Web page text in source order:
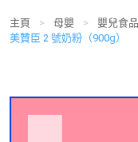
主頁 > 母嬰 > 嬰兒食品
美贊臣 2 號奶粉（900g）